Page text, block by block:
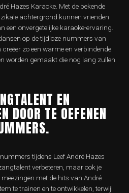
Hazes Karaoke. Met de bekende
achtergrond kunnen vrienden
een onvergetelijke karaoke-ervaring.
op de tijdloze nummers van
creëer zo een warme en verbindende
worden gemaakt die nog lang zullen
EN
DOOR TE OEFENEN
tijdens Leef André Hazes
verbeteren, maar ook je
met de hits van André
te trainen en te ontwikkelen, terwijl